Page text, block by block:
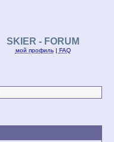
SKIER - FORUM
мой профиль| FAQ